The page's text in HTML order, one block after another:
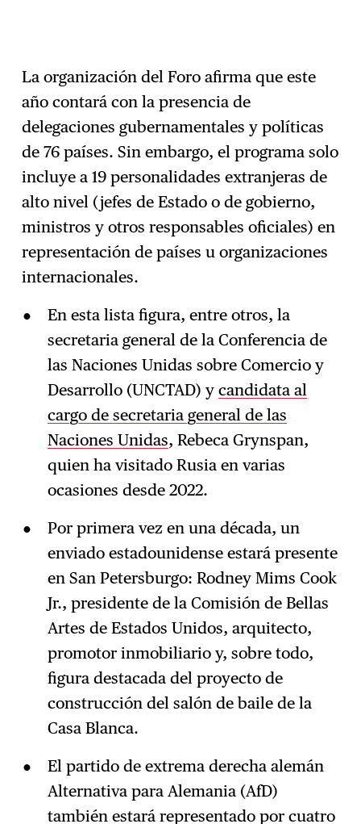
La organización del Foro afirma que este
año contará con la presencia de
delegaciones gubernamentales y políticas
de 76 países. Sin embargo, el programa solo
incluye a 19 personalidades extranjeras de
alto nivel (jefes de Estado o de gobierno,
ministros y otros responsables oficiales) en
representación de países u organizaciones
internacionales.
En esta lista figura, entre otros, la
secretaria general de la Conferencia de
las Naciones Unidas sobre Comercio y
Desarrollo (UNCTAD) y candidata al
cargo de secretaria general de las
Naciones Unidas, Rebeca Grynspan,
quien ha visitado Rusia en varias
ocasiones desde 2022.
Por primera vez en una década, un
enviado estadounidense estará presente
en San Petersburgo: Rodney Mims Cook
Jr., presidente de la Comisión de Bellas
Artes de Estados Unidos, arquitecto,
promotor inmobiliario y, sobre todo,
figura destacada del proyecto de
construcción del salón de baile de la
Casa Blanca.
El partido de extrema derecha alemán
Alternativa para Alemania (AfD)
también estará representado por cuatro